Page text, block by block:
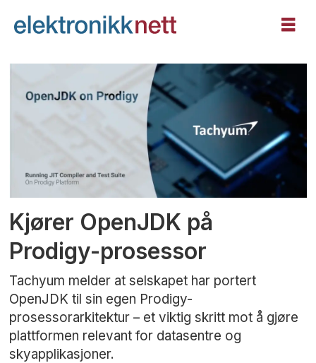
Tag:
datasenter
Kjører OpenJDK på
Prodigy-prosessor
Tachyum melder at selskapet har portert
OpenJDK til sin egen Prodigy-
prosessorarkitektur – et viktig skritt mot å gjøre
plattformen relevant for datasentre og
skyapplikasjoner.